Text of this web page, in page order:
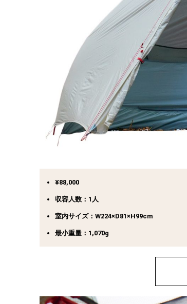
¥88,000
収容人数：1人
室内サイズ：W224×D81×H99cm
最小重量：1,070g